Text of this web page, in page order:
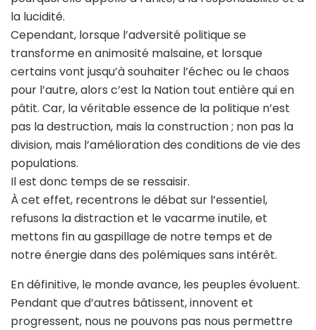
la lucidité.
Cependant, lorsque l’adversité politique se
transforme en animosité malsaine, et lorsque
certains vont jusqu’à souhaiter l’échec ou le chaos
pour l’autre, alors c’est la Nation tout entière qui en
pâtit. Car, la véritable essence de la politique n’est
pas la destruction, mais la construction ; non pas la
division, mais l’amélioration des conditions de vie des
populations.
Il est donc temps de se ressaisir.
À cet effet, recentrons le débat sur l’essentiel,
refusons la distraction et le vacarme inutile, et
mettons fin au gaspillage de notre temps et de
notre énergie dans des polémiques sans intérêt.
En définitive, le monde avance, les peuples évoluent.
Pendant que d’autres bâtissent, innovent et
progressent, nous ne pouvons pas nous permettre